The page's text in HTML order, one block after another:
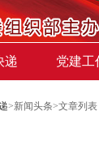
递 党建工
>新闻头条>文章列表